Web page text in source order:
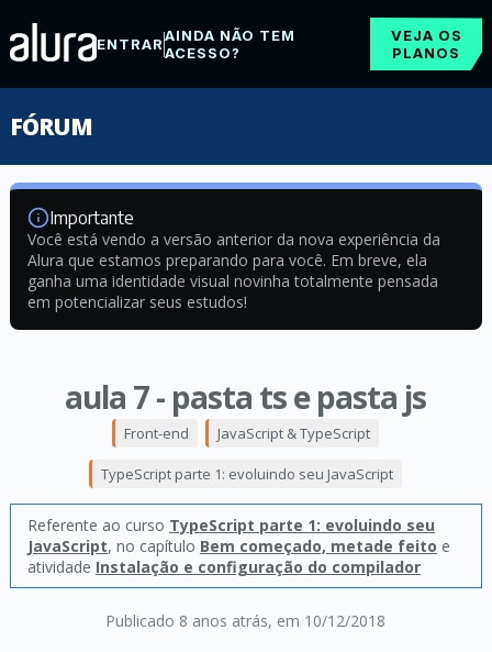
ENTRARAINDA NÃO TEM
ACESSO?
VEJA OS
PLANOS
FÓRUM
Importante
Você está vendo a versão anterior da nova experiência da
Alura que estamos preparando para você. Em breve, ela
ganha uma identidade visual novinha totalmente pensada
em potencializar seus estudos!
aula 7 - pasta ts e pasta js
Publicado 8 anos atrás, em 10/12/2018
Front-end JavaScript & TypeScript
TypeScript parte 1: evoluindo seu JavaScript
Referente ao curso TypeScript parte 1: evoluindo seu
JavaScript, no capítulo Bem começado, metade feito e
atividade Instalação e configuração do compilador